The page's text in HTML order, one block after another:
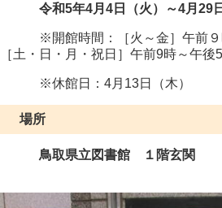
令和5年4月4日（火）～4月29
※開館時間：［火～金］午前９
［土・日・月・祝日］午前9時～午後
※休館日：4月13日（木）
場所
鳥取県立図書館 １階玄関